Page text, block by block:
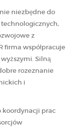
niezbędne do
z
firma współpracuje
Silną
rozeznanie
i
koordynacji prac